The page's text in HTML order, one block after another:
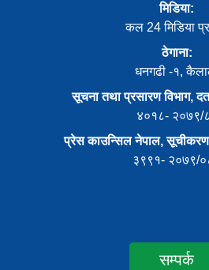
मिडिया:
कल 24 मिडिया
ठेगाना:
धनगढी -१,
सूचना तथा प्रसारण विभाग,
४०१८- २०७९/
प्रेस काउन्सिल नेपाल, सूचीकरण
३९९१- २०७९/
सम्पर्क